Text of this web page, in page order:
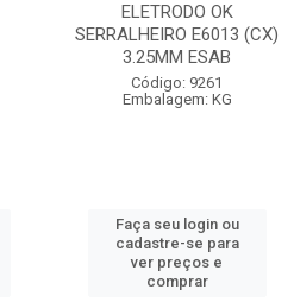
ELETRODO OK
SERRALHEIRO E6013 (CX)
3.25MM ESAB
Código: 9261
Embalagem: KG
Faça seu login ou
cadastre-se para
ver preços e
comprar